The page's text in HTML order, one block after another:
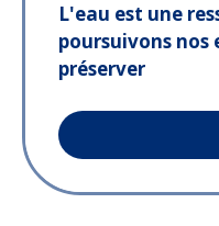
L'eau est une
poursuivons nos
préserver